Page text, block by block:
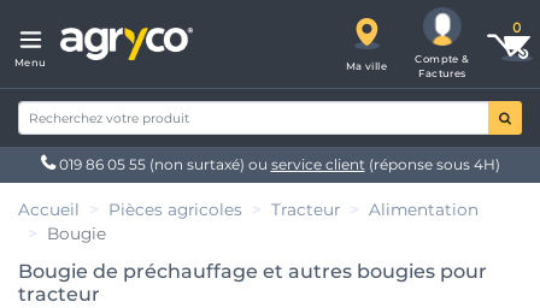
Menu Ma ville
Compte &
Factures
019 86 05 55 (non surtaxé) ou service client(réponse sous 4H)
Accueil Pièces agricoles Tracteur
Alimentation
Bougie
Bougie de préchauffage et autres bougies pour
tracteur